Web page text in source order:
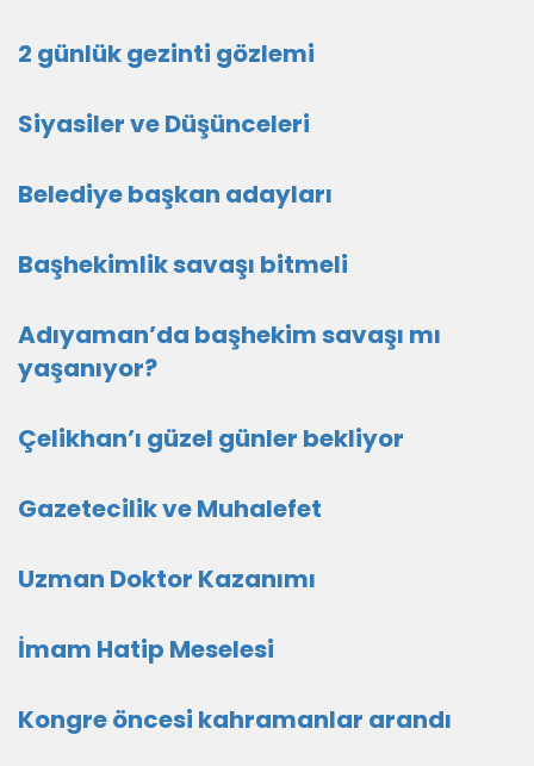
2 günlük gezinti gözlemi
Siyasiler ve Düşünceleri
Belediye başkan adayları
Başhekimlik savaşı bitmeli
Adıyaman’da başhekim savaşı mı
yaşanıyor?
Çelikhan’ı güzel günler bekliyor
Gazetecilik ve Muhalefet
Uzman Doktor Kazanımı
İmam Hatip Meselesi
Kongre öncesi kahramanlar arandı